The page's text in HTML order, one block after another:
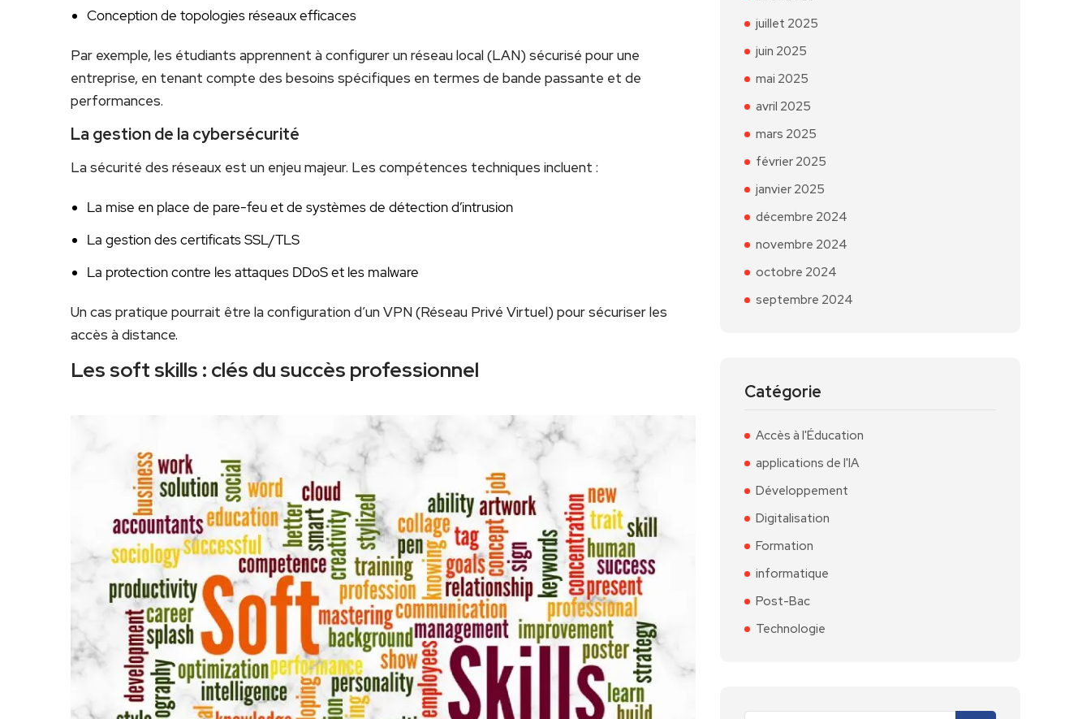
Conception de topologies réseaux efficaces
Par exemple, les étudiants apprennent à configurer un réseau local (LAN) sécurisé pour une
entreprise, en tenant compte des besoins spécifiques en termes de bande passante et de
performances.
La gestion de la cybersécurité
La sécurité des réseaux est un enjeu majeur. Les compétences techniques incluent :
La mise en place de pare-feu et de systèmes de détection d’intrusion
La gestion des certificats SSL/TLS
La protection contre les attaques DDoS et les malware
Un cas pratique pourrait être la configuration d’un VPN (Réseau Privé Virtuel) pour sécuriser les
accès à distance.
Les soft skills : clés du succès professionnel
juillet 2025
juin 2025
mai 2025
avril 2025
mars 2025
février 2025
janvier 2025
décembre 2024
novembre 2024
octobre 2024
septembre 2024
Catégorie
Accès à l'Éducation
applications de l'IA
Développement
Digitalisation
Formation
informatique
Post-Bac
Technologie